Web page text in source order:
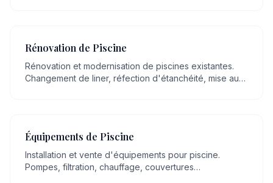
Rénovation de Piscine
Rénovation et modernisation de piscines existantes.
Changement de liner, réfection d'étanchéité, mise aux
Équipements de Piscine
Installation et vente d'équipements pour piscine.
Pompes, filtration, chauffage, couvertures